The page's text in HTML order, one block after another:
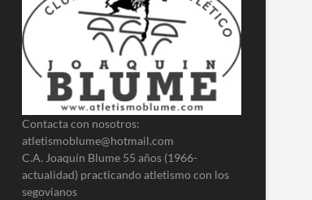
Contacta con nosotros:
atletismoblume@hotmail.com
C.A. Joaquín Blume 55 años (1966-
actualidad) practicando atletismo con los
segovianos